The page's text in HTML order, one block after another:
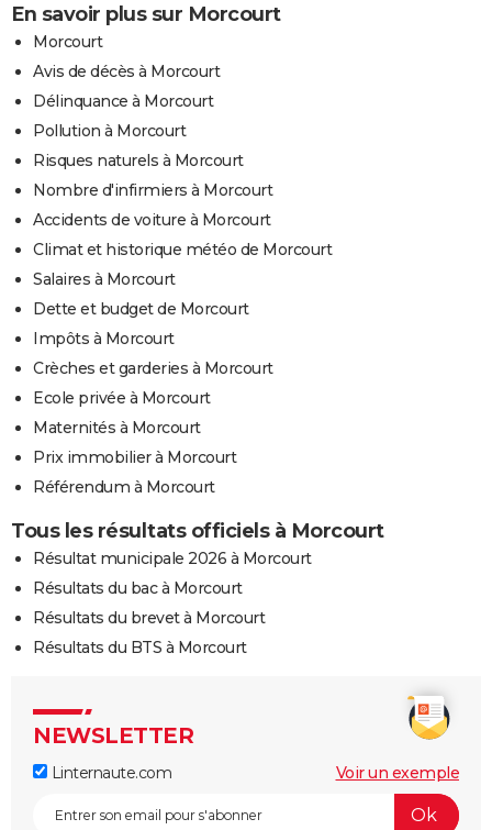
En savoir plus sur Morcourt
Morcourt
Avis de décès à Morcourt
Délinquance à Morcourt
Pollution à Morcourt
Risques naturels à Morcourt
Nombre d'infirmiers à Morcourt
Accidents de voiture à Morcourt
Climat et historique météo de Morcourt
Salaires à Morcourt
Dette et budget de Morcourt
Impôts à Morcourt
Crèches et garderies à Morcourt
Ecole privée à Morcourt
Maternités à Morcourt
Prix immobilier à Morcourt
Référendum à Morcourt
Tous les résultats officiels à Morcourt
Résultat municipale 2026 à Morcourt
Résultats du bac à Morcourt
Résultats du brevet à Morcourt
Résultats du BTS à Morcourt
NEWSLETTER
Linternaute.com Voir un exemple